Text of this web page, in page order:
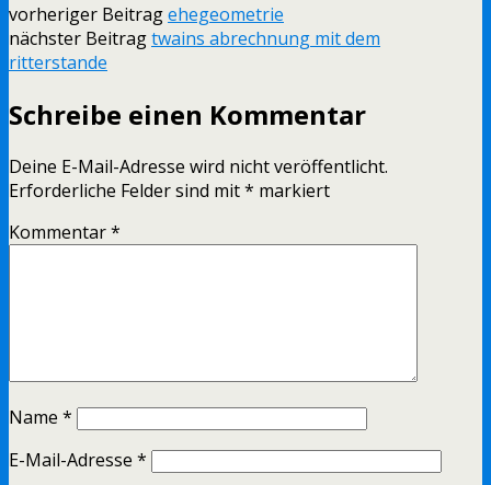
vorheriger Beitragehegeometrie
nächster Beitragtwains abrechnung mit dem
ritterstande
Schreibe einen Kommentar
Deine E-Mail-Adresse wird nicht veröffentlicht.
Erforderliche Felder sind mit* markiert
Kommentar*
Name *
E-Mail-Adresse *